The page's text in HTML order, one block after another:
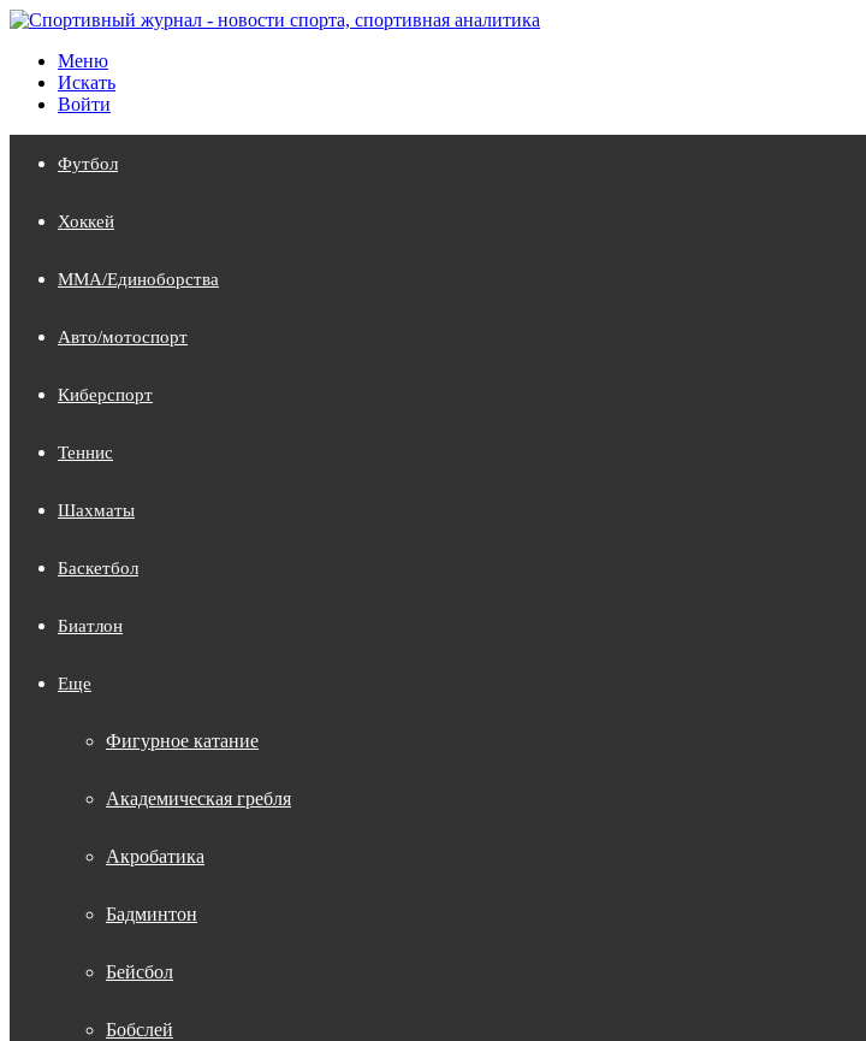
Меню
Искать
Войти
Футбол
Хоккей
MMA/Единоборства
Авто/мотоспорт
Киберспорт
Теннис
Шахматы
Баскетбол
Биатлон
Еще
Фигурное катание
Академическая гребля
Акробатика
Бадминтон
Бейсбол
Бобслей